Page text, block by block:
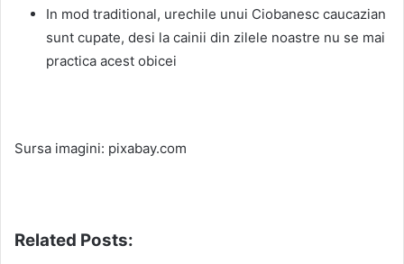
In mod traditional, urechile unui Ciobanesc caucazian
sunt cupate, desi la cainii din zilele noastre nu se mai
practica acest obicei
Sursa imagini: pixabay.com
Related Posts: